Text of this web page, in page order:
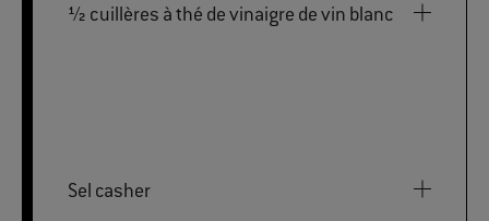
½ cuillères à thé de vinaigre de vin blanc
Sel casher